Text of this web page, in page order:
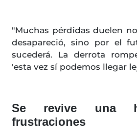
"Muchas pérdidas duelen
desapareció, sino por el
sucederá. La derrota
'esta vez sí podemos llegar
Se revive una
frustraciones